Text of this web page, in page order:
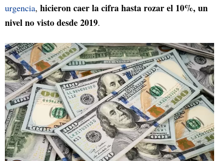
urgencia, hicieron caer la cifra hasta rozar el 10%, un
nivel no visto desde 2019.